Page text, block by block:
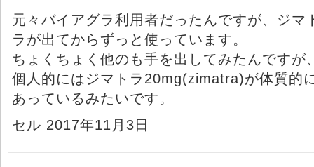
元々バイアグラ利用者だったんですが、ジマ
ラが出てからずっと使っています。
ちょくちょく他のも手を出してみたんですが
個人的にはジマトラ20mg(zimatra)が体質的
あっているみたいです。
セル 2017年11月3日